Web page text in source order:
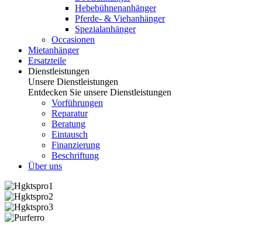
Hebebühnenanhänger
Pferde- & Viehanhänger
Spezialanhänger
Occasionen
Mietanhänger
Ersatzteile
Dienstleistungen
Unsere Dienstleistungen
Entdecken Sie unsere Dienstleistungen
Vorführungen
Reparatur
Beratung
Eintausch
Finanzierung
Beschriftung
Über uns